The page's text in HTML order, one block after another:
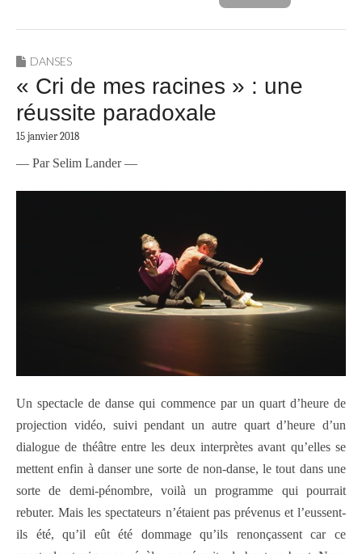
DANSES
« Cri de mes racines » : une
réussite paradoxale
15 janvier 2018
— Par Selim Lander —
Un spectacle de danse qui commence par un quart d’heure de
projection vidéo, suivi pendant un autre quart d’heure d’un
dialogue de théâtre entre les deux interprètes avant qu’elles se
mettent enfin à danser une sorte de non-danse, le tout dans une
sorte de demi-pénombre, voilà un programme qui pourrait
rebuter. Mais les spectateurs n’étaient pas prévenus et l’eussent-
ils été, qu’il eût été dommage qu’ils renonçassent car ce